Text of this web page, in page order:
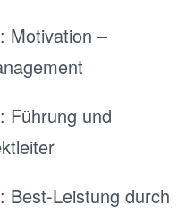
Motivation –
Führung und
Best-Leistung durch